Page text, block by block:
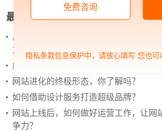
最新新闻
从 “黑神话：悟空” 的成功，看企业网站
力量
内容管理：媒体资讯网站搭建的隐藏大
网站进化的终极形态，你了解吗？
如何借助设计服务打造超级品牌？
网站上线后，如何做好运营工作，让网
争力？
免费咨询
隐私条款信息保护中，请放心填写 您也可